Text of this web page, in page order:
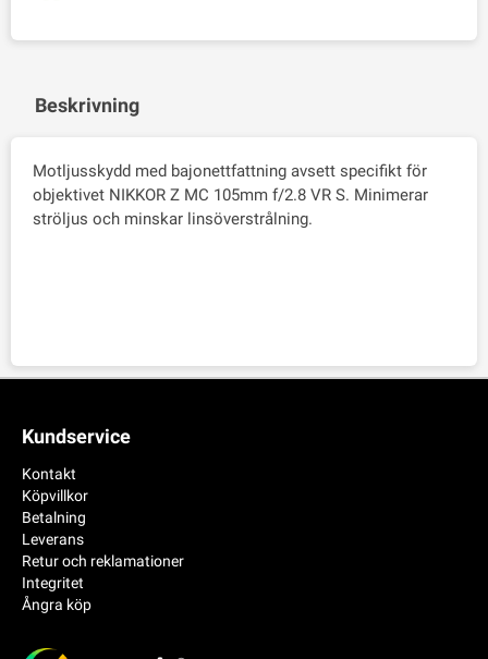
Beskrivning
Motljusskydd med bajonettfattning avsett specifikt för
objektivet NIKKOR Z MC 105mm f/2.8 VR S. Minimerar
ströljus och minskar linsöverstrålning.
Kundservice
Kontakt
Köpvillkor
Betalning
Leverans
Retur och reklamationer
Integritet
Ångra köp